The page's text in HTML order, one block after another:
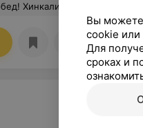
отличный выбор. Отличное обслуживание и конечно,
Отзывы169
Вы можете
cookie или
Для
сроках и